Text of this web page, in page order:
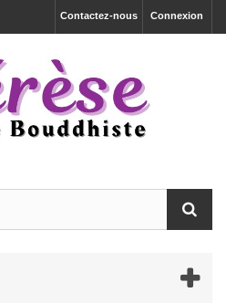
Connexion
Contactez-nous